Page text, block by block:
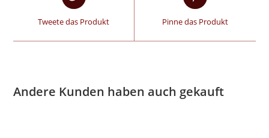
Tweete das Produkt Pinne das Produkt
Andere Kunden haben auch gekauft